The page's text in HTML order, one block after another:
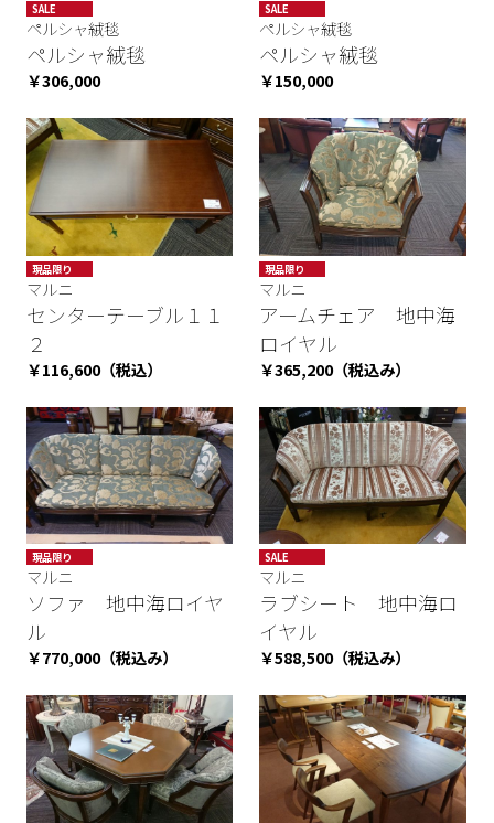
SALE
ペルシャ絨毯
ペルシャ絨毯
￥306,000
SALE
ペルシャ絨毯
ペルシャ絨毯
￥150,000
現品限り
マルニ
センターテーブル１１
２
￥116,600（税込）
現品限り
マルニ
アームチェア 地中海
ロイヤル
￥365,200（税込み）
現品限り
マルニ
ソファ 地中海ロイヤ
ル
￥770,000（税込み）
SALE
マルニ
ラブシート 地中海ロ
イヤル
￥588,500（税込み）